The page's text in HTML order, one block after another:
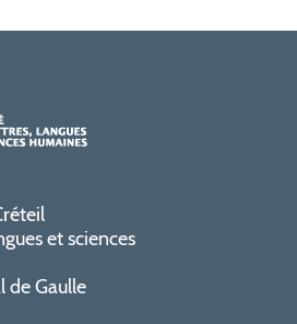
et sciences
de Gaulle